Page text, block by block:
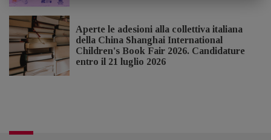
Aperte le adesioni alla collettiva italiana
della China Shanghai International
Children's Book Fair 2026. Candidature
entro il 21 luglio 2026